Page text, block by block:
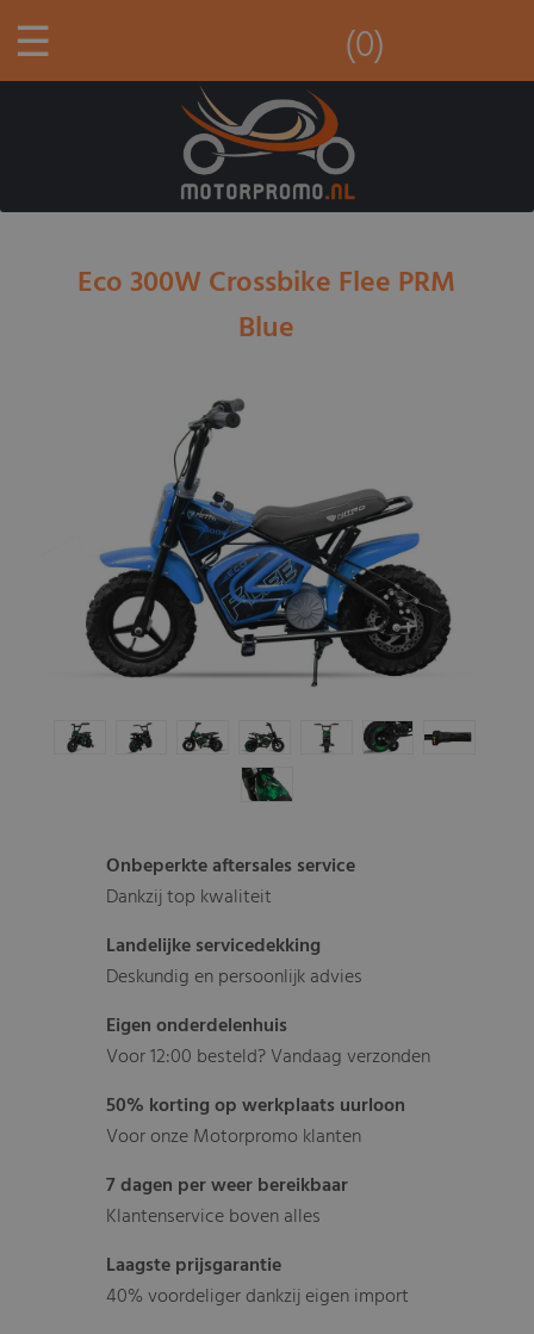
☰ (0)
Eco 300W Crossbike Flee PRM
Blue
Onbeperkte aftersales service
Dankzij top kwaliteit
Landelijke servicedekking
Deskundig en persoonlijk advies
Eigen onderdelenhuis
Voor 12:00 besteld? Vandaag verzonden
50% korting op werkplaats uurloon
Voor onze Motorpromo klanten
7 dagen per weer bereikbaar
Klantenservice boven alles
Laagste prijsgarantie
40% voordeliger dankzij eigen import